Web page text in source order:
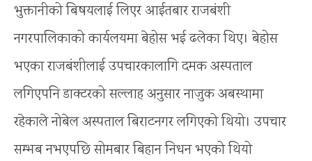
भुक्तानीको बिषयलाई लिएर आईतबार राजबंशी
नगरपालिकाको कार्यलयमा बेहोस भई ढलेका थिए। बेहोस
भएका राजबंशीलाई उपचारकालागि दमक अस्पताल
लगिएपनि डाक्टरको सल्लाह अनुसार नाजुक अबस्थामा
रहेकाले नोबेल अस्पताल बिराटनगर लगिएको थियो। उपचार
सम्भब नभएपछि सोमबार बिहान निधन भएको थियो